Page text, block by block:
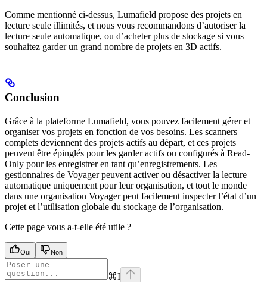
Comme mentionné ci-dessus, Lumafield propose des projets en
lecture seule illimités, et nous vous recommandons d’autoriser la
lecture seule automatique, ou d’acheter plus de stockage si vous
souhaitez garder un grand nombre de projets en 3D actifs.
Conclusion
Grâce à la plateforme Lumafield, vous pouvez facilement gérer et
organiser vos projets en fonction de vos besoins. Les scanners
complets deviennent des projets actifs au départ, et ces projets
peuvent être épinglés pour les garder actifs ou configurés à Read-
Only pour les enregistrer en tant qu’enregistrements. Les
gestionnaires de Voyager peuvent activer ou désactiver la lecture
automatique uniquement pour leur organisation, et tout le monde
dans une organisation Voyager peut facilement inspecter l’état d’un
projet et l’utilisation globale du stockage de l’organisation.
Cette page vous a-t-elle été utile ?
Oui Non
⌘I